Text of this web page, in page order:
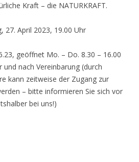
Kraft – die NATURKRAFT.
27. April 2023, 19.00 Uhr
geöffnet Mo. – Do. 8.30 – 16.00
und nach Vereinbarung (durch
kann zeitweise der Zugang zur
– bitte informieren Sie sich vor
bei uns!)